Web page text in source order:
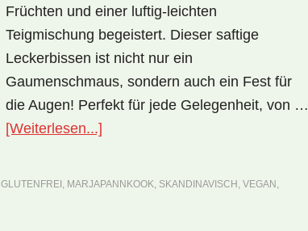
Früchten und einer luftig-leichten
Teigmischung begeistert. Dieser saftige
Leckerbissen ist nicht nur ein
Gaumenschmaus, sondern auch ein Fest für
die Augen! Perfekt für jede Gelegenheit, von …
[Weiterlesen...]
GLUTENFREI , MARJAPANNKOOK, SKANDINAVISCH , VEGAN ,